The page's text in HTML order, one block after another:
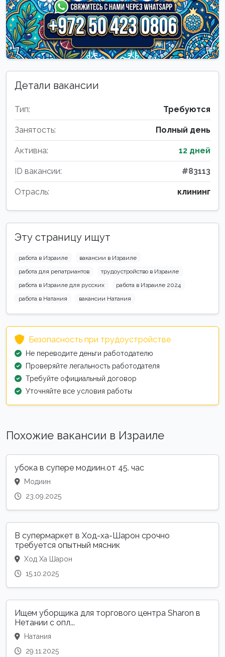
Детали вакансии
Тип: Требуются
Занятость: Полный день
Активна: 12 дней
ID вакансии: #83113
Отрасль: клининг
Эту страницу ищут
работа в Израиле
вакансии в Израиле
работа для репатриантов
трудоустройство в Израиле
работа в Израиле для русских
работа в Израиле 2024
работа в Натания
вакансии Натания
Безопасность при трудоустройстве
Не переводите деньги работодателю
Проверяйте легальность работодателя
Требуйте официальный договор
Уточняйте все условия работы
Похожие вакансии в Израиле
убока в супере модиин.от 45. час
Модиин
23.09.2025
В супермаркет в Ход-ха-Шарон срочно
требуется опытный мясник
Ход Ха Шарон
15.10.2025
Ищем уборщика для торгового центра Sharon в
Нетании с опл...
Натания
29.11.2025